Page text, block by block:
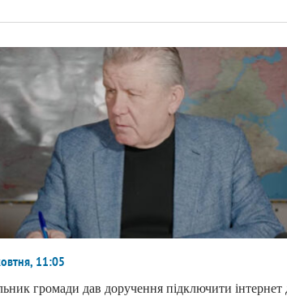
11:05
громади дав доручення підключити інтернет